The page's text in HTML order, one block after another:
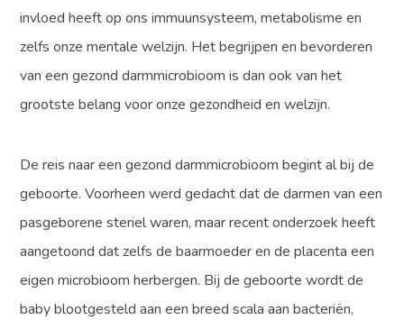
invloed heeft op ons immuunsysteem, metabolisme en
zelfs onze mentale welzijn. Het begrijpen en bevorderen
van een gezond darmmicrobioom is dan ook van het
grootste belang voor onze gezondheid en welzijn.
De reis naar een gezond darmmicrobioom begint al bij de
geboorte. Voorheen werd gedacht dat de darmen van een
pasgeborene steriel waren, maar recent onderzoek heeft
aangetoond dat zelfs de baarmoeder en de placenta een
eigen microbioom herbergen. Bij de geboorte wordt de
baby blootgesteld aan een breed scala aan bacteriën,